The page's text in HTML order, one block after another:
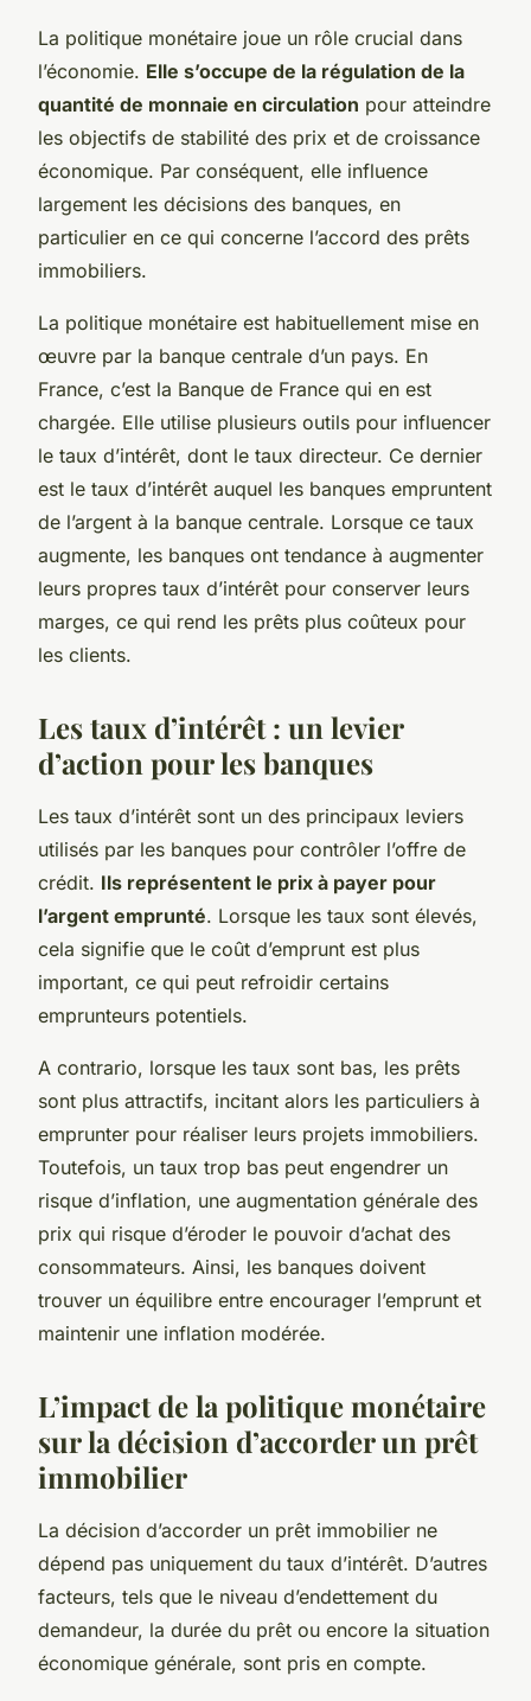
La politique monétaire joue un rôle crucial dans
l’économie. Elle s’occupe de la régulation de la
quantité de monnaie en circulation pour atteindre
les objectifs de stabilité des prix et de croissance
économique. Par conséquent, elle influence
largement les décisions des banques, en
particulier en ce qui concerne l’accord des prêts
immobiliers.
La politique monétaire est habituellement mise en
œuvre par la banque centrale d’un pays. En
France, c’est la Banque de France qui en est
chargée. Elle utilise plusieurs outils pour influencer
le taux d’intérêt, dont le taux directeur. Ce dernier
est le taux d’intérêt auquel les banques empruntent
de l’argent à la banque centrale. Lorsque ce taux
augmente, les banques ont tendance à augmenter
leurs propres taux d’intérêt pour conserver leurs
marges, ce qui rend les prêts plus coûteux pour
les clients.
Les taux d’intérêt : un levier
d’action pour les banques
Les taux d’intérêt sont un des principaux leviers
utilisés par les banques pour contrôler l’offre de
crédit. Ils représentent le prix à payer pour
l’argent emprunté. Lorsque les taux sont élevés,
cela signifie que le coût d’emprunt est plus
important, ce qui peut refroidir certains
emprunteurs potentiels.
A contrario, lorsque les taux sont bas, les prêts
sont plus attractifs, incitant alors les particuliers à
emprunter pour réaliser leurs projets immobiliers.
Toutefois, un taux trop bas peut engendrer un
risque d’inflation, une augmentation générale des
prix qui risque d’éroder le pouvoir d’achat des
consommateurs. Ainsi, les banques doivent
trouver un équilibre entre encourager l’emprunt et
maintenir une inflation modérée.
L’impact de la politique monétaire
sur la décision d’accorder un prêt
immobilier
La décision d’accorder un prêt immobilier ne
dépend pas uniquement du taux d’intérêt. D’autres
facteurs, tels que le niveau d’endettement du
demandeur, la durée du prêt ou encore la situation
économique générale, sont pris en compte.